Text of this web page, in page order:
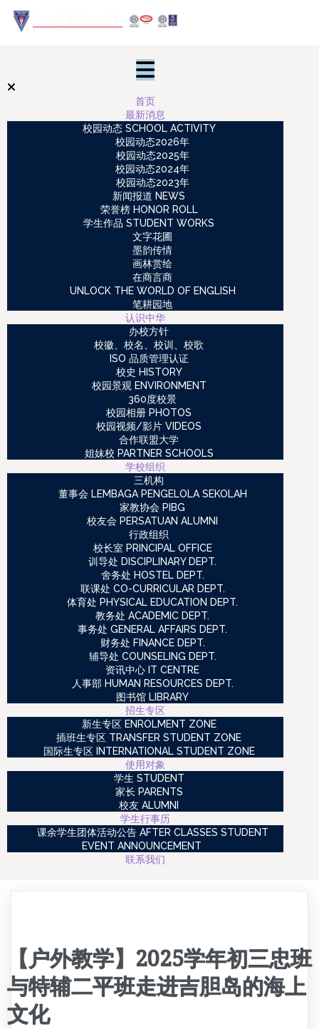
首页
最新消息
校园动态 SCHOOL ACTIVITY
校园动态2026年
校园动态2025年
校园动态2024年
校园动态2023年
新闻报道 NEWS
荣誉榜 HONOR ROLL
学生作品 STUDENT WORKS
文字花圃
墨韵传情
画林赏绘
在商言商
UNLOCK THE WORLD OF ENGLISH
笔耕园地
认识中华
办校方针
校徽、校名、校训、校歌
ISO 品质管理认证
校史 HISTORY
校园景观 ENVIRONMENT
360度校景
校园相册 PHOTOS
校园视频/影片 VIDEOS
合作联盟大学
姐妹校 PARTNER SCHOOLS
学校组织
三机构
董事会 LEMBAGA PENGELOLA SEKOLAH
家教协会 PIBG
校友会 PERSATUAN ALUMNI
行政组织
校长室 PRINCIPAL OFFICE
训导处 DISCIPLINARY DEPT.
舍务处 HOSTEL DEPT.
联课处 CO-CURRICULAR DEPT.
体育处 PHYSICAL EDUCATION DEPT.
教务处 ACADEMIC DEPT.
事务处 GENERAL AFFAIRS DEPT.
财务处 FINANCE DEPT.
辅导处 COUNSELING DEPT.
资讯中心 IT CENTRE
人事部 HUMAN RESOURCES DEPT.
图书馆 LIBRARY
招生专区
新生专区 ENROLMENT ZONE
插班生专区 TRANSFER STUDENT ZONE
国际生专区 INTERNATIONAL STUDENT ZONE
使用对象
学生 STUDENT
家长 PARENTS
校友 ALUMNI
学生行事历
课余学生团体活动公告 AFTER CLASSES STUDENT
EVENT ANNOUNCEMENT
联系我们
【户外教学】2025学年初三忠班
与特辅二平班走进吉胆岛的海上
文化